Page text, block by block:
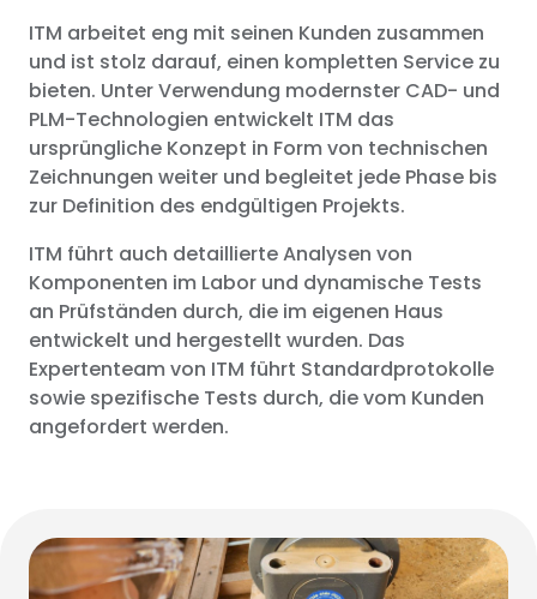
ITM arbeitet eng mit seinen Kunden zusammen
und ist stolz darauf, einen kompletten Service zu
bieten. Unter Verwendung modernster CAD- und
PLM-Technologien entwickelt ITM das
ursprüngliche Konzept in Form von technischen
Zeichnungen weiter und begleitet jede Phase bis
zur Definition des endgültigen Projekts.
ITM führt auch detaillierte Analysen von
Komponenten im Labor und dynamische Tests
an Prüfständen durch, die im eigenen Haus
entwickelt und hergestellt wurden. Das
Expertenteam von ITM führt Standardprotokolle
sowie spezifische Tests durch, die vom Kunden
angefordert werden.